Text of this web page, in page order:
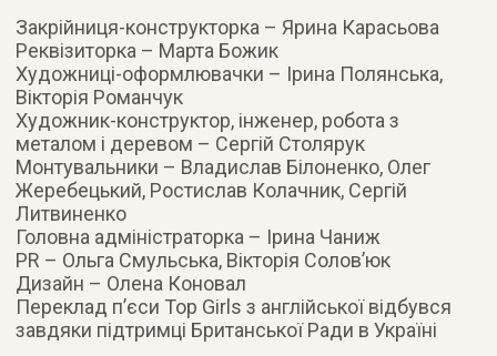
Закрійниця-конструкторка – Ярина Карасьова
Реквізиторка – Марта Божик
Художниці-оформлювачки – Ірина Полянська,
Вікторія Романчук
Художник-конструктор, інженер, робота з
металом і деревом – Сергій Столярук
Монтувальники – Владислав Білоненко, Олег
Жеребецький, Ростислав Колачник, Сергій
Литвиненко
Головна адміністраторка – Ірина Чаниж
PR – Ольга Смульська, Вікторія Солов’юк
Дизайн – Олена Коновал
Переклад п’єси Top Girls з англійської відбувся
завдяки підтримці Британської Ради в Україні